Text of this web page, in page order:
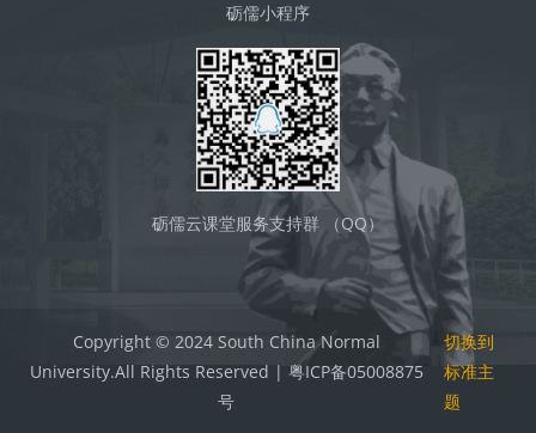
砺儒小程序
砺儒云课堂服务支持群 （QQ）
Copyright © 2024 South China Normal
University.All Rights Reserved | 粤ICP备05008875
号
切换到
标准主
题